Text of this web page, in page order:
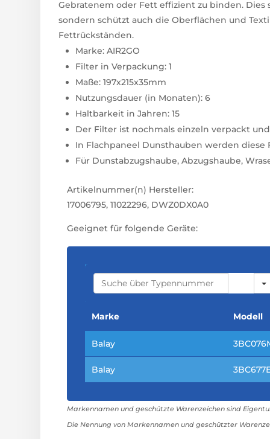
Gebratenem oder Fett effizient zu binden.
sondern schützt auch die Oberflächen und
Fettrückständen.
Marke: AIR2GO
Filter in Verpackung: 1
Maße: 197x215x35mm
Nutzungsdauer (in Monaten): 6
Haltbarkeit in Jahren: 15
Der Filter ist nochmals einzeln verpackt
In Flachpaneel Dunsthauben werden
Für Dunstabzugshaube, Abzugshaube,
Artikelnummer(n) Hersteller:
17006795, 11022296, DWZ0DX0A0
Geeignet für folgende Geräte:
S
A
C
H
Marke Modell
Balay
Balay
Markennamen und geschützte Warenzeichen sind
Die Nennung von Markennamen und geschützter